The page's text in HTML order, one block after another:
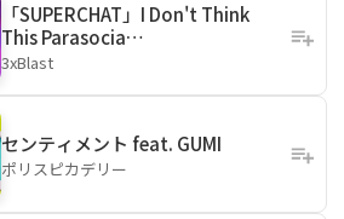
「SUPERCHAT」I Don't Think
This Parasocia…
3xBlast
センティメント feat. GUMI
ポリスピカデリー